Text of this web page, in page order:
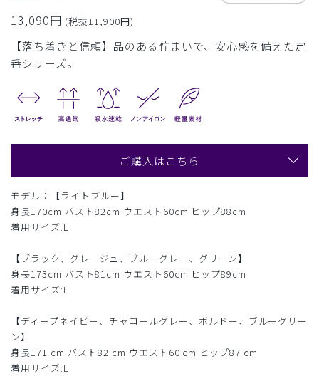
13,090円 (税抜11,900円)
【落ち着きと信頼】品のある佇まいで、安心感を備えた定
番シリーズ。
ご購入はこちら
モデル：【ライトブルー】
身長170cm バスト82cm ウエスト60cm ヒップ88cm
着用サイズ:L
【ブラック、グレージュ、ブルーグレー、グリーン】
身長173cm バスト81cm ウエスト60cm ヒップ89cm
着用サイズ:L
【ディープネイビー、チャコールグレー、ボルドー、ブルーグリー
ン】
身長171 cm バスト82 cm ウエスト60 cm ヒップ87 cm
着用サイズ:L